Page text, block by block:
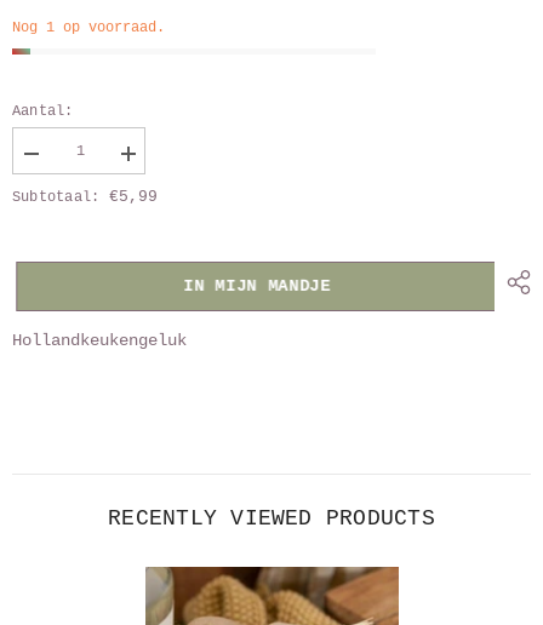
Nog 1 op voorraad.
Aantal:
aantal
van
Vergroot
aantal
van
Subtotaal: €5,99
IN MIJN MANDJE
Hollandkeukengeluk
RECENTLY VIEWED PRODUCTS